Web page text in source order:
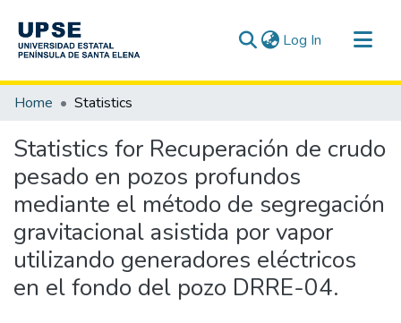
Log In (current)
Communities & Collections
Home Statistics
Statistics for Recuperación de crudo
pesado en pozos profundos
mediante el método de segregación
gravitacional asistida por vapor
utilizando generadores eléctricos
en el fondo del pozo DRRE-04.